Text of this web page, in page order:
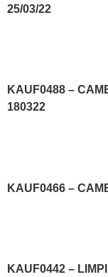
25/03/22
KAUF0488 –
180322
KAUF0466 –
KAUF0442 –